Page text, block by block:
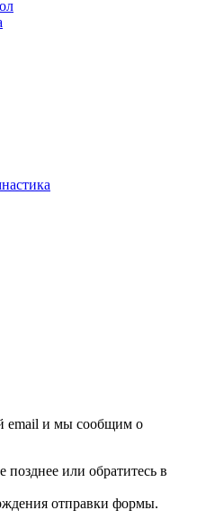
email и мы сообщим о
или обратитесь в
отправки формы.